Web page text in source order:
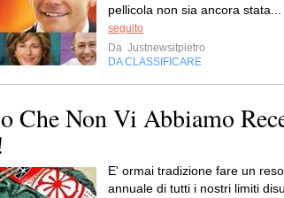
pellicola non sia ancora stata...
seguito
Da Justnewsitpietro
DA CLASSIFICARE
Che Non Vi Abbiamo
E' ormai tradizione fare un
annuale di tutti i nostri limiti